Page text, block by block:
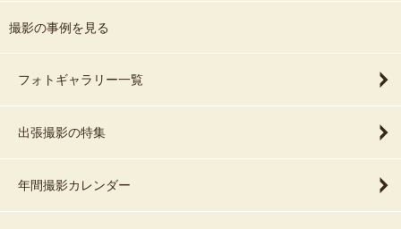
撮影の事例を見る
フォトギャラリー一覧
出張撮影の特集
年間撮影カレンダー